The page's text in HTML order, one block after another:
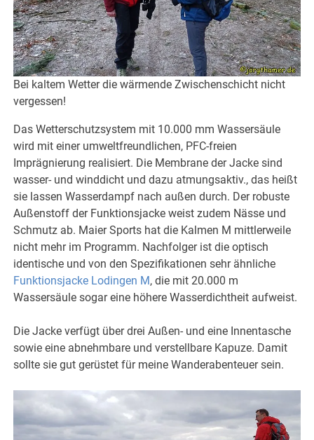
Bei kaltem Wetter die wärmende Zwischenschicht nicht
vergessen!
Das Wetterschutzsystem mit 10.000 mm Wassersäule
wird mit einer umweltfreundlichen, PFC-freien
Imprägnierung realisiert. Die Membrane der Jacke sind
wasser- und winddicht und dazu atmungsaktiv., das heißt
sie lassen Wasserdampf nach außen durch. Der robuste
Außenstoff der Funktionsjacke weist zudem Nässe und
Schmutz ab. Maier Sports hat die Kalmen M mittlerweile
nicht mehr im Programm. Nachfolger ist die optisch
identische und von den Spezifikationen sehr ähnliche
Funktionsjacke Lodingen M, die mit 20.000 m
Wassersäule sogar eine höhere Wasserdichtheit aufweist.
Die Jacke verfügt über drei Außen- und eine Innentasche
sowie eine abnehmbare und verstellbare Kapuze. Damit
sollte sie gut gerüstet für meine Wanderabenteuer sein.